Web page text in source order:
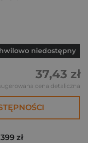
niedostępny
37,43 zł
cena detaliczna
zł